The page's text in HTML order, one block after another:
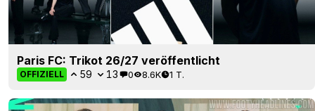
Paris FC: Trikot 26/27 veröffentlicht
OFFIZIELL 59 13 0 8.6K 1 T.